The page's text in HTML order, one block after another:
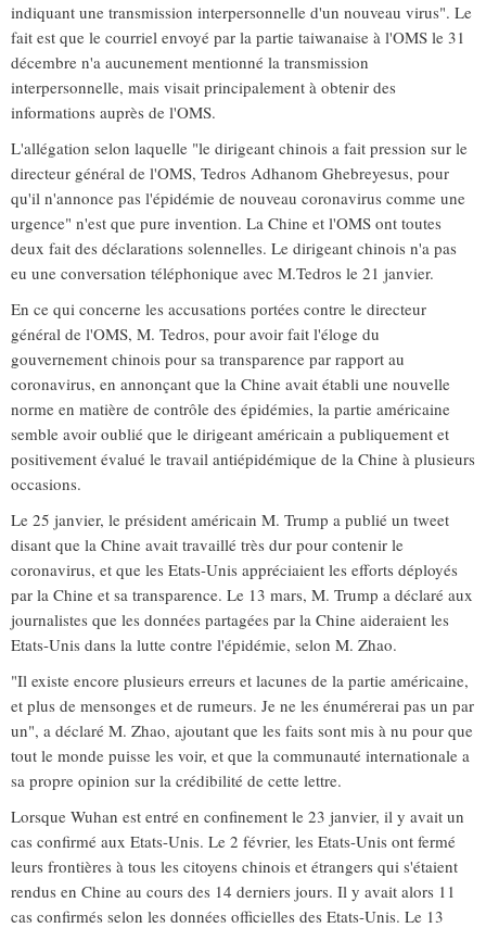
indiquant une transmission interpersonnelle d'un nouveau virus". Le
fait est que le courriel envoyé par la partie taiwanaise à l'OMS le 31
décembre n'a aucunement mentionné la transmission
interpersonnelle, mais visait principalement à obtenir des
informations auprès de l'OMS.
L'allégation selon laquelle "le dirigeant chinois a fait pression sur le
directeur général de l'OMS, Tedros Adhanom Ghebreyesus, pour
qu'il n'annonce pas l'épidémie de nouveau coronavirus comme une
urgence" n'est que pure invention. La Chine et l'OMS ont toutes
deux fait des déclarations solennelles. Le dirigeant chinois n'a pas
eu une conversation téléphonique avec M.Tedros le 21 janvier.
En ce qui concerne les accusations portées contre le directeur
général de l'OMS, M. Tedros, pour avoir fait l'éloge du
gouvernement chinois pour sa transparence par rapport au
coronavirus, en annonçant que la Chine avait établi une nouvelle
norme en matière de contrôle des épidémies, la partie américaine
semble avoir oublié que le dirigeant américain a publiquement et
positivement évalué le travail antiépidémique de la Chine à plusieurs
occasions.
Le 25 janvier, le président américain M. Trump a publié un tweet
disant que la Chine avait travaillé très dur pour contenir le
coronavirus, et que les Etats-Unis appréciaient les efforts déployés
par la Chine et sa transparence. Le 13 mars, M. Trump a déclaré aux
journalistes que les données partagées par la Chine aideraient les
Etats-Unis dans la lutte contre l'épidémie, selon M. Zhao.
"Il existe encore plusieurs erreurs et lacunes de la partie américaine,
et plus de mensonges et de rumeurs. Je ne les énumérerai pas un par
un", a déclaré M. Zhao, ajoutant que les faits sont mis à nu pour que
tout le monde puisse les voir, et que la communauté internationale a
sa propre opinion sur la crédibilité de cette lettre.
Lorsque Wuhan est entré en confinement le 23 janvier, il y avait un
cas confirmé aux Etats-Unis. Le 2 février, les Etats-Unis ont fermé
leurs frontières à tous les citoyens chinois et étrangers qui s'étaient
rendus en Chine au cours des 14 derniers jours. Il y avait alors 11
cas confirmés selon les données officielles des Etats-Unis. Le 13